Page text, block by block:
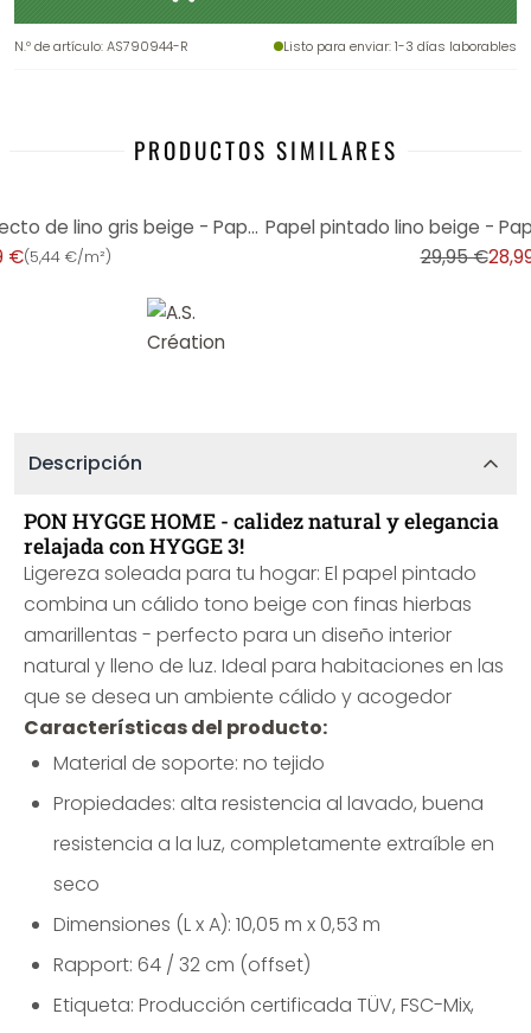
N.º de artículo:AS790944-R Listo para enviar: 1-3 días laborables
PRODUCTOS SIMILARES
Papel pintado simple con aspecto de lino gris beige - Papel pintado no tejido de textura lisa
€(5,44 €/m²) 29,95 €
Descripción
PON HYGGE HOME - calidez natural y elegancia
relajada con HYGGE 3!
Ligereza soleada para tu hogar: El papel pintado
combina un cálido tono beige con finas hierbas
amarillentas - perfecto para un diseño interior
natural y lleno de luz. Ideal para habitaciones en las
que se desea un ambiente cálido y acogedor
Características del producto:
Material de soporte: no tejido
Propiedades: alta resistencia al lavado, buena
resistencia a la luz, completamente extraíble en
seco
Dimensiones (L x A): 10,05 m x 0,53 m
Rapport: 64 / 32 cm (offset)
Etiqueta: Producción certificada TÜV, FSC-Mix,